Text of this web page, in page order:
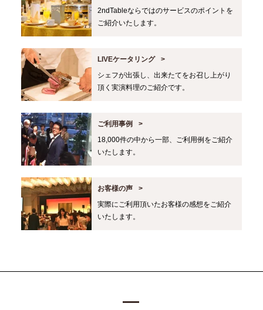
2ndTableならではのサービスのポイントを
ご紹介いたします。
LIVEケータリング
シェフが出張し、出来たてをお召し上がり
頂く実演料理のご紹介です。
ご利用事例
18,000件の中から一部、ご利用例をご紹介
いたします。
お客様の声
実際にご利用頂いたお客様の感想をご紹介
いたします。